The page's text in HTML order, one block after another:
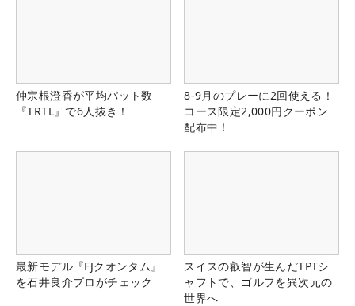
仲宗根澄香が平均パット数
『TRTL』で6人抜き！
8-9月のプレーに2回使える！
コース限定2,000円クーポン
配布中！
最新モデル『FJクオンタム』
を石井良介プロがチェック
スイスの叡智が生んだTPTシ
ャフトで、ゴルフを異次元の
世界へ